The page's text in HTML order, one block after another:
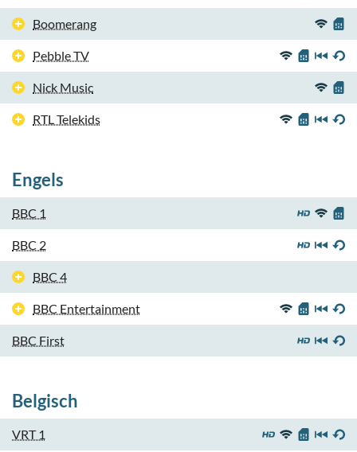
Boomerang
Pebble TV
Nick Music
RTL Telekids
Engels
BBC 1
BBC 2
BBC 4
BBC Entertainment
BBC First
Belgisch
VRT 1